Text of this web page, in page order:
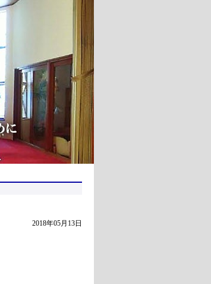
2018年05月13日